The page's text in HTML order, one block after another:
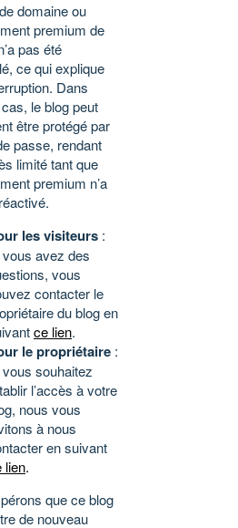
domaine ou
premium de
pas été
ce qui explique
Dans
le blog peut
être protégé par
passe, rendant
limité tant que
premium n’a
les visiteurs :
avez des
vous
contacter le
du blog en
ce lien.
le propriétaire :
souhaitez
l’accès à votre
nous vous
à nous
en suivant
lien.
que ce blog
de nouveau